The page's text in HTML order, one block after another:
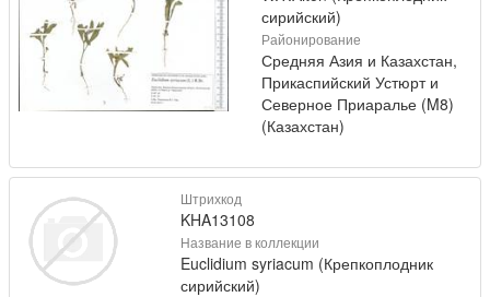
сирийский)
Районирование
Средняя Азия и Казахстан,
Прикаспийский Устюрт и
Северное Приаралье (M8)
(Казахстан)
Штрихкод
KHA13108
Название в коллекции
Euclidium syriacum (Крепкоплодник
сирийский)